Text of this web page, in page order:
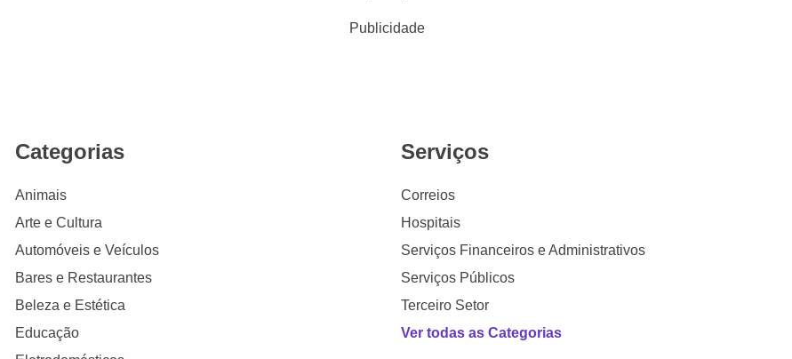
Publicidade
Categorias
Animais
Arte e Cultura
Automóveis e Veículos
Bares e Restaurantes
Beleza e Estética
Educação
Serviços
Correios
Hospitais
Serviços Financeiros e Administrativos
Serviços Públicos
Terceiro Setor
Ver todas as Categorias